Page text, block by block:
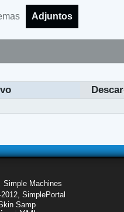
Adjuntos
,Simple Machines
SimplePortal
Samp